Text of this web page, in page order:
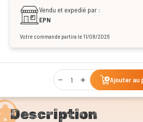
Vendu et expedié par :
EPN
Votre commande partira le 11/08/2026
Qty
Ajouter au
Description